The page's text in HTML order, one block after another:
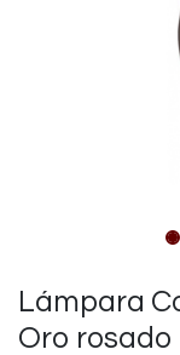
Lámpara
Oro rosado